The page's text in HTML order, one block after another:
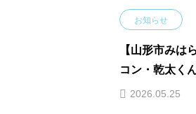
お知らせ
【山形市みは
コン・乾太く
での価格で今
2026.05.25